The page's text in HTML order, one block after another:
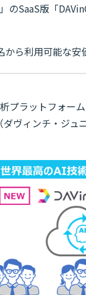
のSaaS版「
から利用可能な安
ラットフォー
ヴィンチ・ジュ